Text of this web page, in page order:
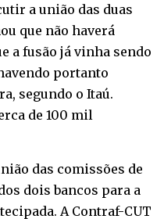
a união das duas
que não haverá
a fusão já vinha sendo
portanto
segundo o Itaú.
de 100 mil
das comissões de
dois bancos para a
A Contraf-CUT